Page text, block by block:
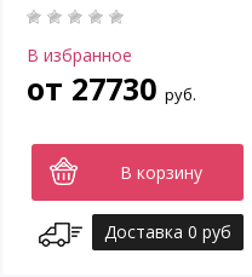
В избранное
от 27730 руб.
В корзину
Доставка 0 руб